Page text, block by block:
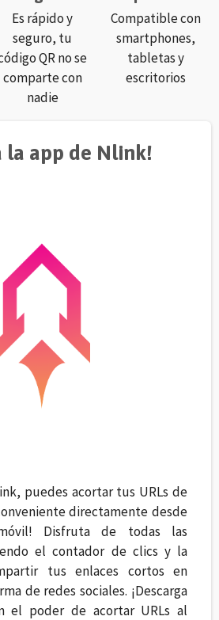
Es rápido y
seguro, tu
QR no se
comparte con
nadie
Compatible con
smartphones,
tabletas y
escritorios
la app de Nlink!
puedes acortar tus URLs de
directamente desde
Disfruta de todas las
el contador de clics y la
tus enlaces cortos en
de redes sociales. ¡Descarga
el poder de acortar URLs al